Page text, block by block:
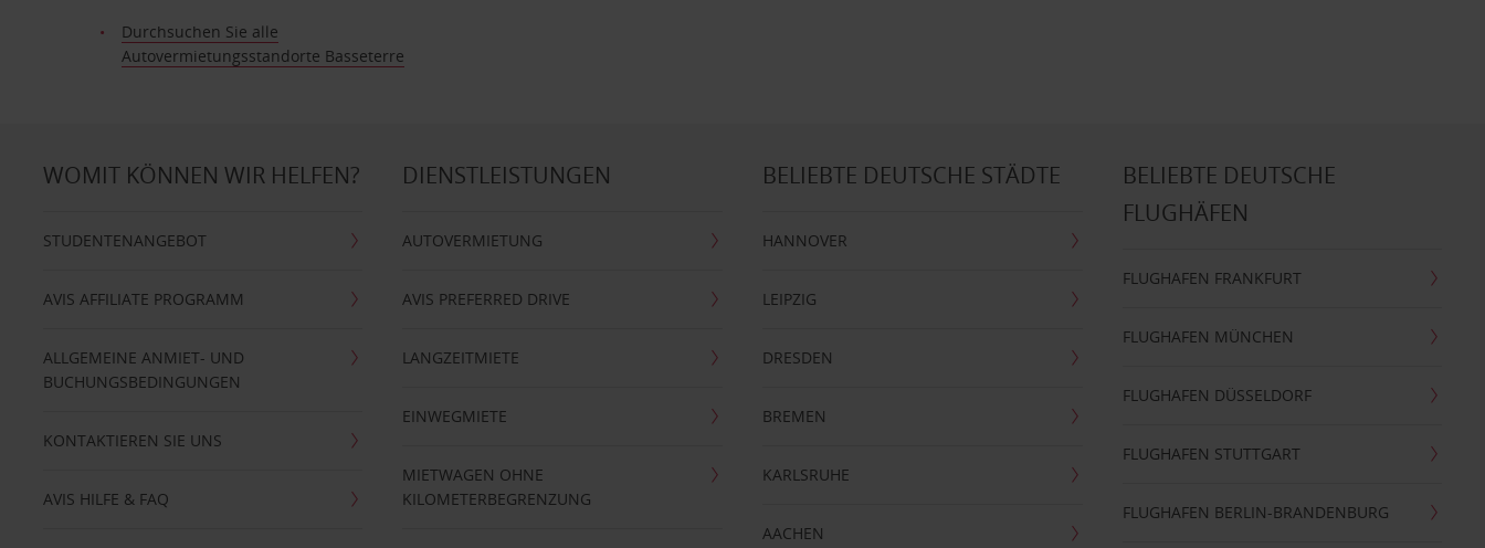
Durchsuchen Sie alle
Autovermietungsstandorte Basseterre
WOMIT KÖNNEN WIR HELFEN?
STUDENTENANGEBOT
AVIS AFFILIATE PROGRAMM
ALLGEMEINE ANMIET- UND
BUCHUNGSBEDINGUNGEN
KONTAKTIEREN SIE UNS
AVIS HILFE & FAQ
DIENSTLEISTUNGEN
AUTOVERMIETUNG
AVIS PREFERRED DRIVE
LANGZEITMIETE
EINWEGMIETE
MIETWAGEN OHNE
KILOMETERBEGRENZUNG
BELIEBTE DEUTSCHE STÄDTE
HANNOVER
LEIPZIG
DRESDEN
BREMEN
KARLSRUHE
AACHEN
BELIEBTE DEUTSCHE
FLUGHÄFEN
FLUGHAFEN FRANKFURT
FLUGHAFEN MÜNCHEN
FLUGHAFEN DÜSSELDORF
FLUGHAFEN STUTTGART
FLUGHAFEN BERLIN-BRANDENBURG